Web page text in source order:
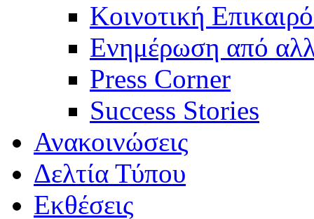
Κοινοτική
Ενημέρωση από
Press Corner
Success Stories
Ανακοινώσεις
Δελτία Τύπου
Εκθέσεις